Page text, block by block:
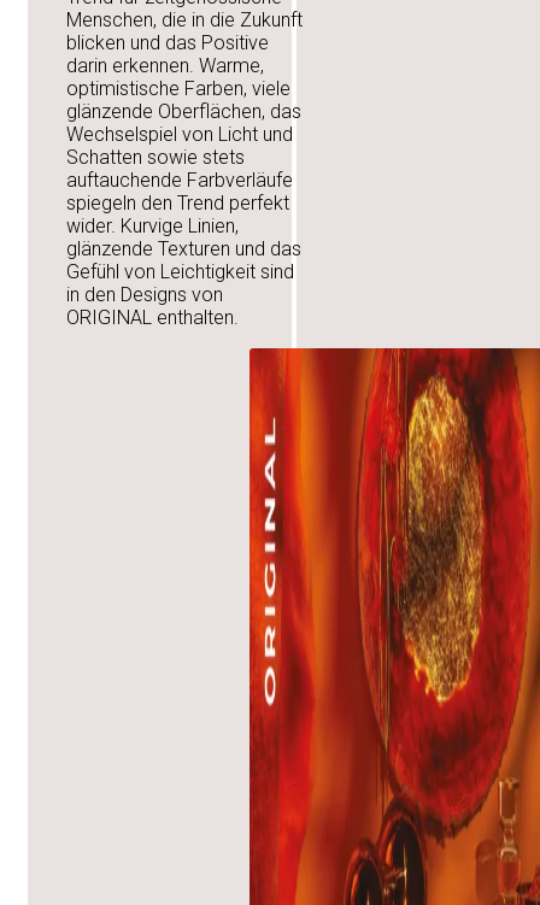
Zusatzeffekt
Nachhaltigkeit trifft
Hängetopf „Nora“
OASIS®
Generation
MENNO
Reinigung für
Nachhaltiger
von
Änderung der
Services
Jetzt auch
Menschen, die in die Zukunft
blicken und das Positive
darin erkennen. Warme,
optimistische Farben, viele
glänzende Oberflächen, das
Wechselspiel von Licht und
Schatten sowie stets
auftauchende Farbverläufe
spiegeln den Trend perfekt
wider. Kurvige Linien,
glänzende Texturen und das
Gefühl von Leichtigkeit sind
in den Designs von
ORIGINAL enthalten.